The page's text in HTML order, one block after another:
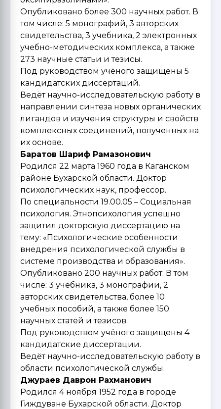
Опубликовано более 300 научных работ. В
том числе: 5 монографий, 3 авторских
свидетельства, 3 учебника, 2 электронных
учебно-методических комплекса, а также
273 научные статьи и тезисы.
Под руководством учёного защищены 5
кандидатских диссертаций.
Ведёт научно-исследовательскую работу в
направлении синтеза новых органических
лигандов и изучения структуры и свойств
комплексных соединений, полученных на
их основе.
Баратов Шариф Рамазонович
Родился 22 марта 1960 года в Каганском
районе Бухарской области. Доктор
психологических наук, профессор.
По специальности 19.00.05 – Социальная
психология. Этнопсихология успешно
защитил докторскую диссертацию на
тему: «Психологические особенности
внедрения психологической службы в
системе производства и образования».
Опубликовано 200 научных работ. В том
числе: 3 учебника, 3 монографии, 2
авторских свидетельства, более 10
учебных пособий, а также более 150
научных статей и тезисов.
Под руководством учёного защищены 4
кандидатские диссертации.
Ведёт научно-исследовательскую работу в
области психологической службы.
Джураев Даврон Рахманович
Родился 4 ноября 1952 года в городе
Гиждуване Бухарской области. Доктор